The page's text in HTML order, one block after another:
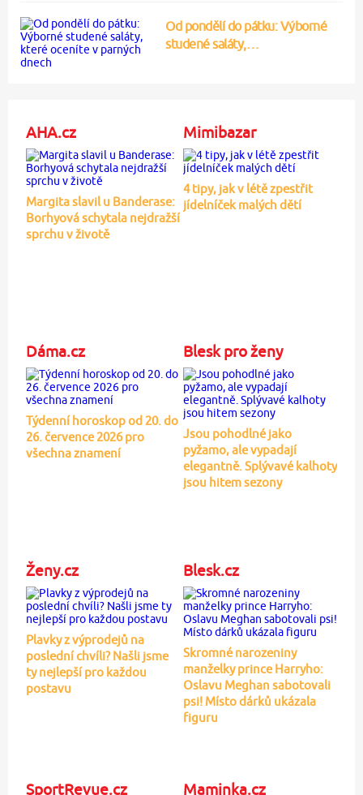
Od pondělí do pátku: Výborné
studené saláty,…
AHA.cz
Margita slavil u Banderase:
Borhyová schytala nejdražší
sprchu v životě
Mimibazar
4 tipy, jak v létě zpestřit
jídelníček malých dětí
Dáma.cz
Týdenní horoskop od 20. do
26. července 2026 pro
všechna znamení
Blesk pro ženy
Jsou pohodlné jako
pyžamo, ale vypadají
elegantně. Splývavé kalhoty
jsou hitem sezony
Ženy.cz
Plavky z výprodejů na
poslední chvíli? Našli jsme
ty nejlepší pro každou
postavu
Blesk.cz
Skromné narozeniny
manželky prince Harryho:
Oslavu Meghan sabotovali
psi! Místo dárků ukázala
figuru
SportRevue.cz Maminka.cz